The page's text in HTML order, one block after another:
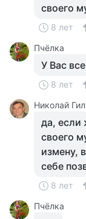
своего
8 лет
Пчёлка
У Вас
8 лет
Николай
да,
своего
измену,
себе
8 лет
Пчёлка